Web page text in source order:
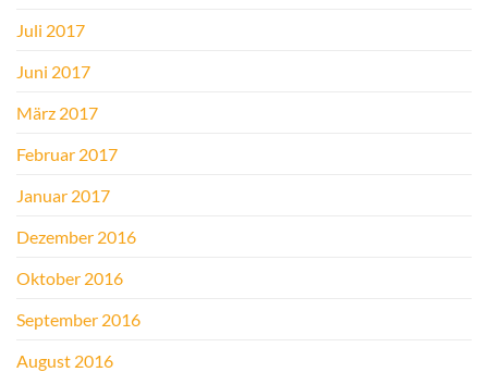
Juli 2017
Juni 2017
März 2017
Februar 2017
Januar 2017
Dezember 2016
Oktober 2016
September 2016
August 2016